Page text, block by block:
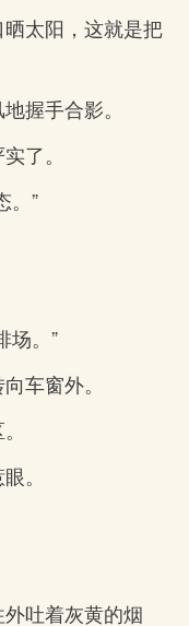
太阳，这就是把
握手合影。
了。
。”
场。”
车窗外。
。
吐着灰黄的烟